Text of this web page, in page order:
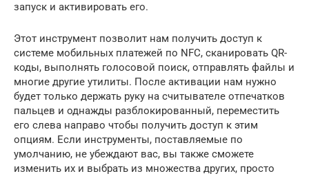
запуск и активировать его.
Этот инструмент позволит нам получить доступ к
системе мобильных платежей по NFC, сканировать QR-
коды, выполнять голосовой поиск, отправлять файлы и
многие другие утилиты. После активации нам нужно
будет только держать руку на считывателе отпечатков
пальцев и однажды разблокированный, переместить
его слева направо чтобы получить доступ к этим
опциям. Если инструменты, поставляемые по
умолчанию, не убеждают вас, вы также сможете
изменить их и выбрать из множества других, просто